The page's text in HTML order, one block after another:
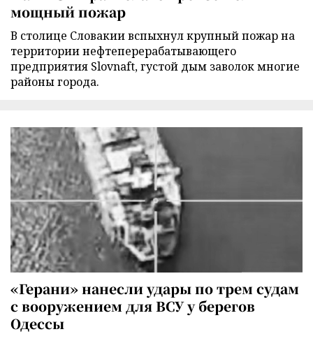
мощный пожар
В столице Словакии вспыхнул крупный пожар на
территории нефтеперерабатывающего
предприятия Slovnaft, густой дым заволок многие
районы города.
«Герани» нанесли удары по трем судам
с вооружением для ВСУ у берегов
Одессы